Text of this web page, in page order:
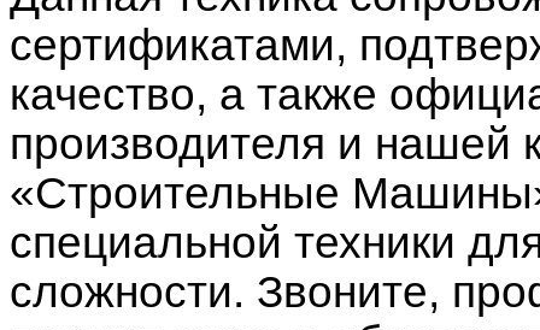
сертификатами,
качество, а также
производителя и нашей
«Строительные
специальной техники
сложности. Звоните,